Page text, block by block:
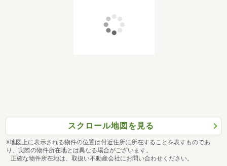
スクロール地図を見る
※地図上に表示される物件の位置は付近住所に所在することを表すものであ
り、実際の物件所在地とは異なる場合がございます。
正確な物件所在地は、取扱い不動産会社にお問い合わせください。